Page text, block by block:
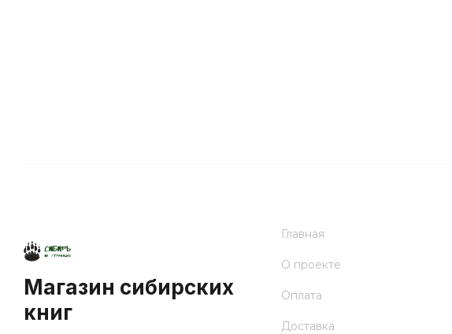
Магазин сибирских
книг
Главная
О проекте
Оплата
Доставка